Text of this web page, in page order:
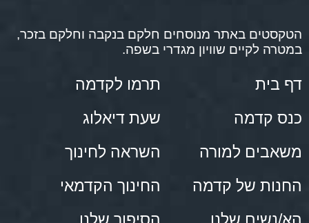
הטקסטים באתר מנוסחים חלקם בנקבה וחלקם בזכר,
במטרה לקיים שוויון מגדרי בשפה.
דף בית
תרמו לקדמה
כנס קדמה
שעת דיאלוג
משאבים למורה
השראה לחינוך
החנות של קדמה
החינוך הקדמאי